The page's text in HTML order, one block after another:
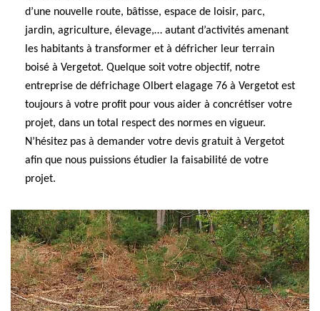
d’une nouvelle route, bâtisse, espace de loisir, parc,
jardin, agriculture, élevage,… autant d’activités amenant
les habitants à transformer et à défricher leur terrain
boisé à Vergetot. Quelque soit votre objectif, notre
entreprise de défrichage Olbert elagage 76 à Vergetot est
toujours à votre profit pour vous aider à concrétiser votre
projet, dans un total respect des normes en vigueur.
N’hésitez pas à demander votre devis gratuit à Vergetot
afin que nous puissions étudier la faisabilité de votre
projet.